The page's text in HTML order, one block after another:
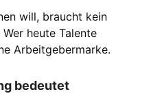
will, braucht kein
heute Talente
Arbeitgebermarke.
bedeutet